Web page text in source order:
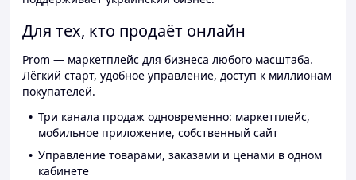
Для тех, кто продаёт онлайн
Prom — маркетплейс для бизнеса любого масштаба.
Лёгкий старт, удобное управление, доступ к миллионам
покупателей.
Три канала продаж одновременно: маркетплейс,
мобильное приложение, собственный сайт
Управление товарами, заказами и ценами в одном
кабинете